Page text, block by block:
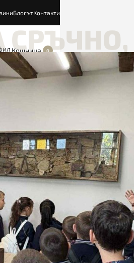
БлогътКонтакти
Кошница 0
СРЪЧНО,